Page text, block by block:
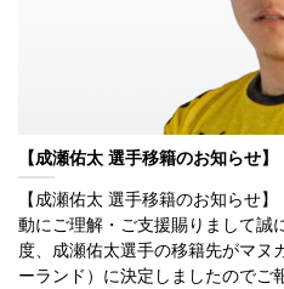
【成瀬佑太 選手移籍のお知らせ】
【成瀬佑太 選手移籍のお知らせ
動にご理解・ご支援賜りまして誠
度、成瀬佑太選手の移籍先がマヌ
ーランド）に決定しましたのでご